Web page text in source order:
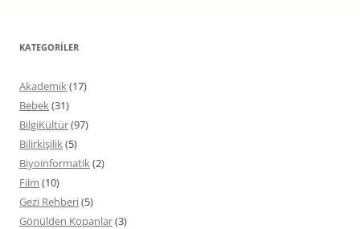
KATEGORILER
Akademik(17)
Bebek(31)
BilgiKültür(97)
Bilirkişilik(5)
Biyoinformatik(2)
Film (10)
Gezi Rehberi(5)
Gönülden Kopanlar(3)